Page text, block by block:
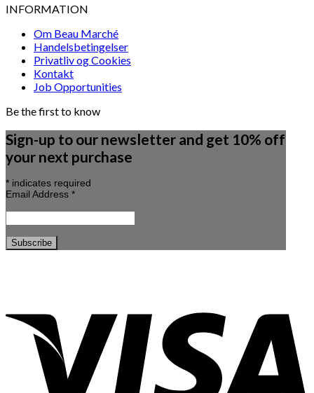
INFORMATION
Om Beau Marché
Handelsbetingelser
Privatliv og Cookies
Kontakt
Job Opportunities
Be the first to know
Sign-up to our newsletter and get 10% off
your next purchase
* indicates required
Email Address *